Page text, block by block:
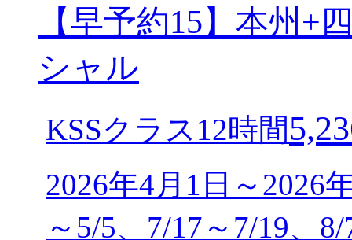
【早予約15】本州+
シャル
KSSクラス12時間
2026年4月1日～2026
～5/5、7/17～7/19、